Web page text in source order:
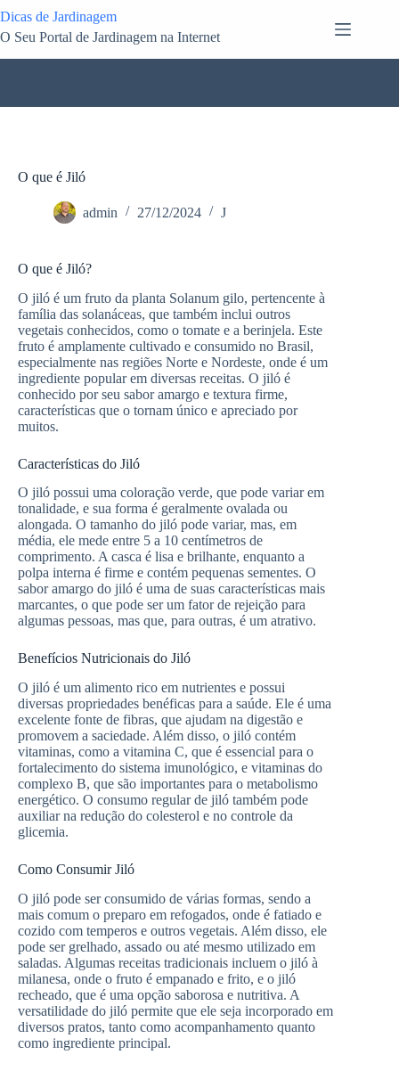
para
o
Dicas de Jardinagem
O Seu Portal de Jardinagem na Internet
O que é Jiló
admin 27/12/2024 J
O que é Jiló?
O jiló é um fruto da planta Solanum gilo, pertencente à
família das solanáceas, que também inclui outros
vegetais conhecidos, como o tomate e a berinjela. Este
fruto é amplamente cultivado e consumido no Brasil,
especialmente nas regiões Norte e Nordeste, onde é um
ingrediente popular em diversas receitas. O jiló é
conhecido por seu sabor amargo e textura firme,
características que o tornam único e apreciado por
muitos.
Características do Jiló
O jiló possui uma coloração verde, que pode variar em
tonalidade, e sua forma é geralmente ovalada ou
alongada. O tamanho do jiló pode variar, mas, em
média, ele mede entre 5 a 10 centímetros de
comprimento. A casca é lisa e brilhante, enquanto a
polpa interna é firme e contém pequenas sementes. O
sabor amargo do jiló é uma de suas características mais
marcantes, o que pode ser um fator de rejeição para
algumas pessoas, mas que, para outras, é um atrativo.
Benefícios Nutricionais do Jiló
O jiló é um alimento rico em nutrientes e possui
diversas propriedades benéficas para a saúde. Ele é uma
excelente fonte de fibras, que ajudam na digestão e
promovem a saciedade. Além disso, o jiló contém
vitaminas, como a vitamina C, que é essencial para o
fortalecimento do sistema imunológico, e vitaminas do
complexo B, que são importantes para o metabolismo
energético. O consumo regular de jiló também pode
auxiliar na redução do colesterol e no controle da
glicemia.
Como Consumir Jiló
O jiló pode ser consumido de várias formas, sendo a
mais comum o preparo em refogados, onde é fatiado e
cozido com temperos e outros vegetais. Além disso, ele
pode ser grelhado, assado ou até mesmo utilizado em
saladas. Algumas receitas tradicionais incluem o jiló à
milanesa, onde o fruto é empanado e frito, e o jiló
recheado, que é uma opção saborosa e nutritiva. A
versatilidade do jiló permite que ele seja incorporado em
diversos pratos, tanto como acompanhamento quanto
como ingrediente principal.